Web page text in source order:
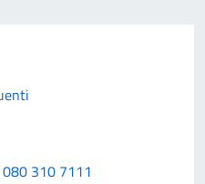
310 7111